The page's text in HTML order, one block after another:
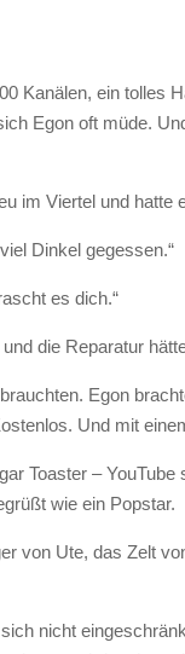
Kanälen, ein
Egon oft müde.
im Viertel und hatte
Dinkel gegessen.“
es dich.“
die Reparatur
Egon
Und mit
Toaster –
wie ein Popstar.
von Ute, das Zelt
nicht